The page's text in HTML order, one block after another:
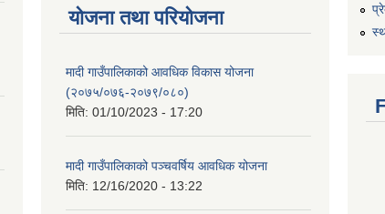
योजना तथा परियोजना
मादी गाउँपालिकाको आवधिक विकास योजना
(२०७५/०७६-२०७९/०८०)
मिति: 01/10/2023 - 17:20
मादी गाउँपालिकाको पञ्चवर्षिय आवधिक योजना
मिति: 12/16/2020 - 13:22